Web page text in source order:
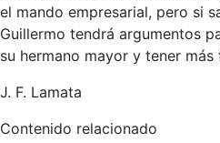
el mando empresarial, pero si
Guillermo tendrá argumentos
su hermano mayor y tener más
J. F. Lamata
Contenido relacionado